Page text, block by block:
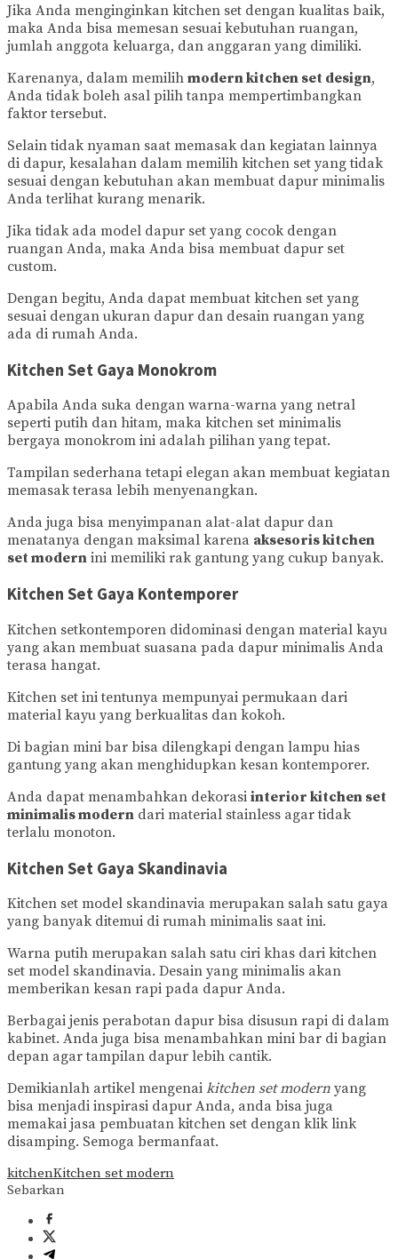
Jika Anda menginginkan kitchen set dengan kualitas baik,
maka Anda bisa memesan sesuai kebutuhan ruangan,
jumlah anggota keluarga, dan anggaran yang dimiliki.
Karenanya, dalam memilih modern kitchen set design,
Anda tidak boleh asal pilih tanpa mempertimbangkan
faktor tersebut.
Selain tidak nyaman saat memasak dan kegiatan lainnya
di dapur, kesalahan dalam memilih kitchen set yang tidak
sesuai dengan kebutuhan akan membuat dapur minimalis
Anda terlihat kurang menarik.
Jika tidak ada model dapur set yang cocok dengan
ruangan Anda, maka Anda bisa membuat dapur set
custom.
Dengan begitu, Anda dapat membuat kitchen set yang
sesuai dengan ukuran dapur dan desain ruangan yang
ada di rumah Anda.
Kitchen Set Gaya Monokrom
Apabila Anda suka dengan warna-warna yang netral
seperti putih dan hitam, maka kitchen set minimalis
bergaya monokrom ini adalah pilihan yang tepat.
Tampilan sederhana tetapi elegan akan membuat kegiatan
memasak terasa lebih menyenangkan.
Anda juga bisa menyimpanan alat-alat dapur dan
menatanya dengan maksimal karena aksesoris kitchen
set modern ini memiliki rak gantung yang cukup banyak.
Kitchen Set Gaya Kontemporer
Kitchen setkontemporen didominasi dengan material kayu
yang akan membuat suasana pada dapur minimalis Anda
terasa hangat.
Kitchen set ini tentunya mempunyai permukaan dari
material kayu yang berkualitas dan kokoh.
Di bagian mini bar bisa dilengkapi dengan lampu hias
gantung yang akan menghidupkan kesan kontemporer.
Anda dapat menambahkan dekorasi interior kitchen set
minimalis modern dari material stainless agar tidak
terlalu monoton.
Kitchen Set Gaya Skandinavia
Kitchen set model skandinavia merupakan salah satu gaya
yang banyak ditemui di rumah minimalis saat ini.
Warna putih merupakan salah satu ciri khas dari kitchen
set model skandinavia. Desain yang minimalis akan
memberikan kesan rapi pada dapur Anda.
Berbagai jenis perabotan dapur bisa disusun rapi di dalam
kabinet. Anda juga bisa menambahkan mini bar di bagian
depan agar tampilan dapur lebih cantik.
Demikianlah artikel mengenai kitchen set modern yang
bisa menjadi inspirasi dapur Anda, anda bisa juga
memakai jasa pembuatan kitchen set dengan klik link
disamping. Semoga bermanfaat.
kitchenKitchen set modern
Sebarkan